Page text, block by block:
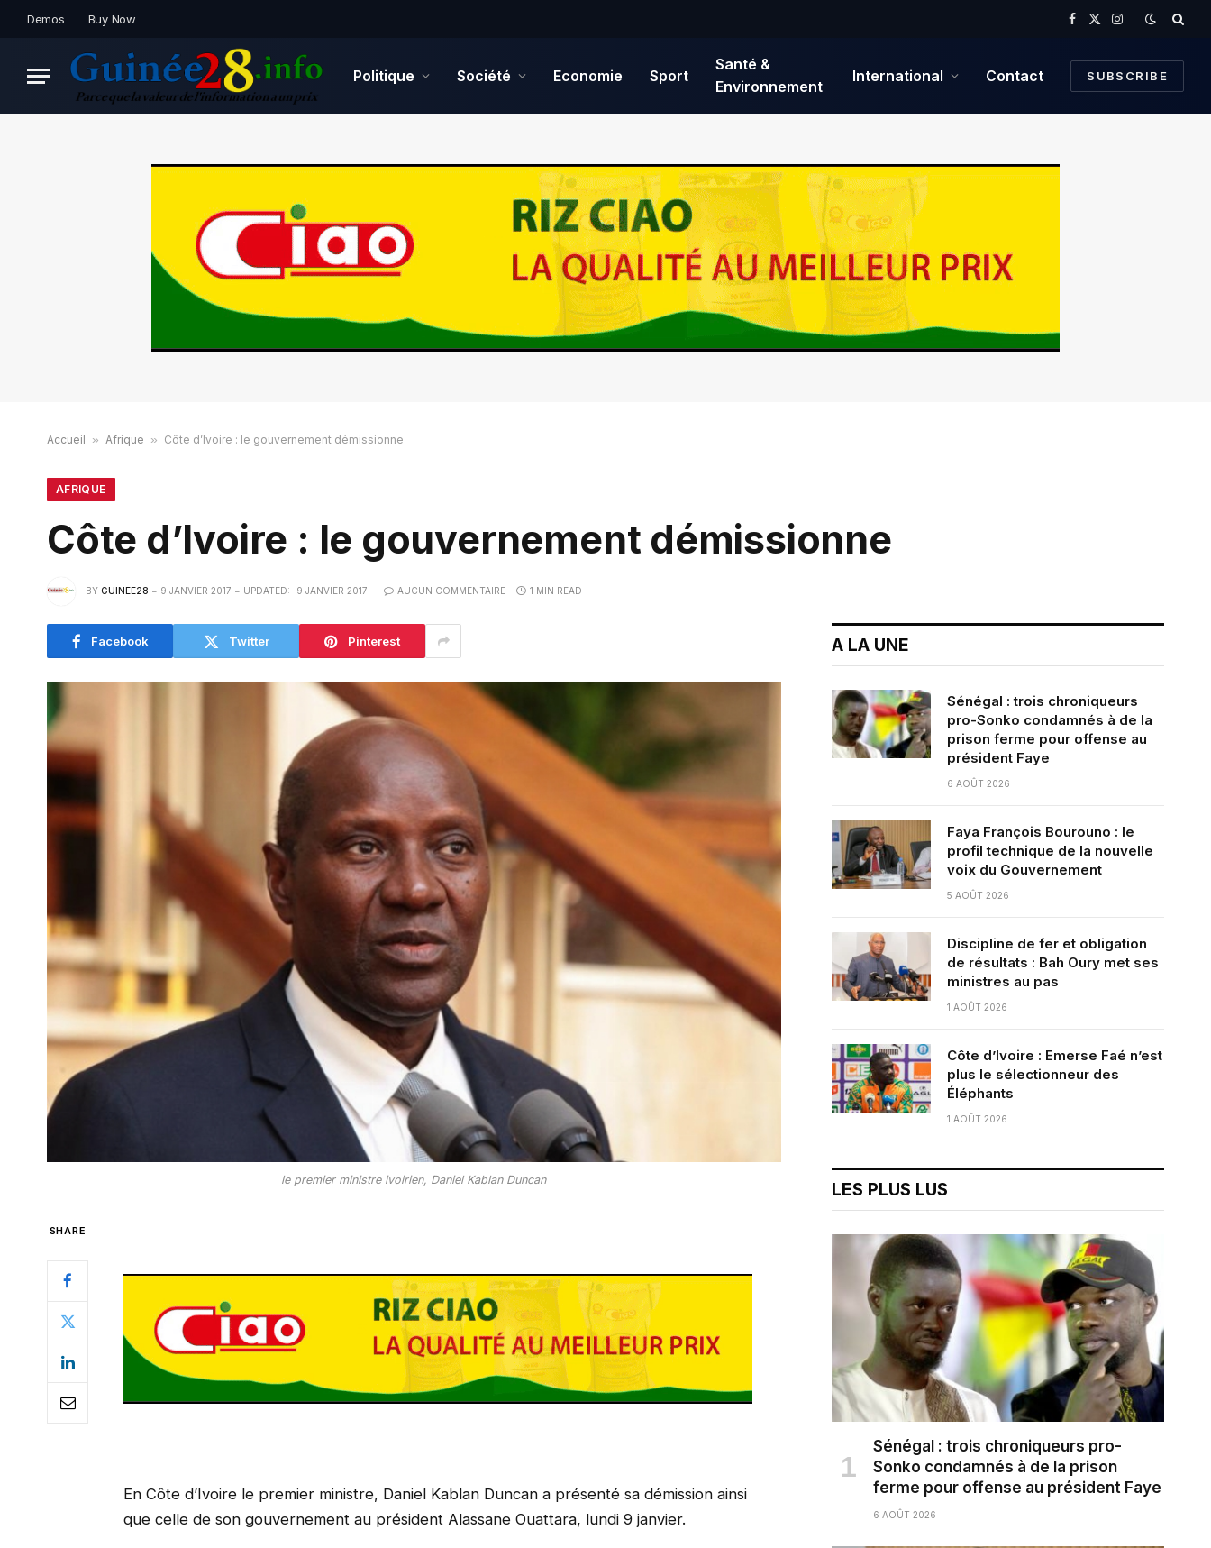
Demos Buy Now
Facebook
X
Instagram
Politique Société Economie Sport
Santé &
Environnement
International Contact SUBSCRIBE
Accueil » Afrique » Côte d’Ivoire : le gouvernement démissionne
AFRIQUE
Côte d’Ivoire : le gouvernement démissionne
BY GUINEE28 9 JANVIER 2017 UPDATED: 9 JANVIER 2017 AUCUN COMMENTAIRE 1 MIN READ
Facebook Twitter Pinterest
le premier ministre ivoirien, Daniel Kablan Duncan
SHARE
En Côte d’Ivoire le premier ministre, Daniel Kablan Duncan a présenté sa démission ainsi
que celle de son gouvernement au président Alassane Ouattara, lundi 9 janvier.
A LA UNE
Sénégal : trois chroniqueurs
pro-Sonko condamnés à de la
prison ferme pour offense au
président Faye
6 AOÛT 2026
Faya François Bourouno : le
profil technique de la nouvelle
voix du Gouvernement
5 AOÛT 2026
Discipline de fer et obligation
de résultats : Bah Oury met ses
ministres au pas
1 AOÛT 2026
Côte d’Ivoire : Emerse Faé n’est
plus le sélectionneur des
Éléphants
1 AOÛT 2026
LES PLUS LUS
Sénégal : trois chroniqueurs pro-
Sonko condamnés à de la prison
ferme pour offense au président Faye
6 AOÛT 2026